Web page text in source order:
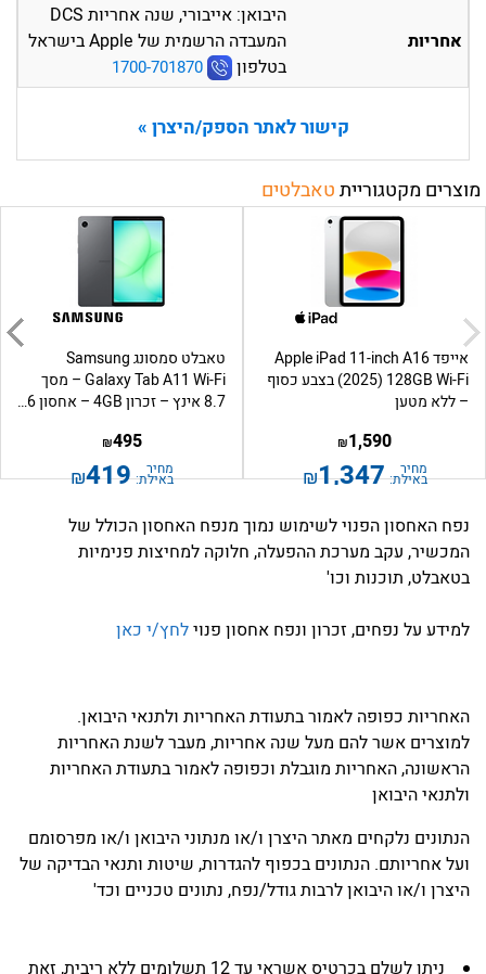
אחריות
היבואן: אייבורי, שנה אחריות DCS
המעבדה הרשמית של Apple בישראל
בטלפון
1700-701870
קישור לאתר הספק/היצרן »
מוצרים מקטגורייתטאבלטים
אייפד Apple iPad 11-inch A16
(2025) 128GB Wi-Fi בצבע כסוף
– ללא מטען
1,590
₪
מחיר
באילת: 1,347
₪
טאבלט סמסונג Samsung
Galaxy Tab A11 Wi-Fi – מסך
8.7 אינץ – זכרון 4GB – אחסון 6...
495
₪
מחיר
באילת: 419
₪
נפח האחסון הפנוי לשימוש נמוך מנפח האחסון הכולל של
המכשיר, עקב מערכת ההפעלה, חלוקה למחיצות פנימיות
בטאבלט, תוכנות וכו'
למידע על נפחים, זכרון ונפח אחסון פנוילחץ/י כאן
האחריות כפופה לאמור בתעודת האחריות ולתנאי היבואן.
למוצרים אשר להם מעל שנה אחריות, מעבר לשנת האחריות
הראשונה, האחריות מוגבלת וכפופה לאמור בתעודת האחריות
ולתנאי היבואן
הנתונים נלקחים מאתר היצרן ו/או מנתוני היבואן ו/או מפרסומם
ועל אחריותם. הנתונים בכפוף להגדרות, שיטות ותנאי הבדיקה של
היצרן ו/או היבואן לרבות גודל/נפח, נתונים טכניים וכד'
ניתן לשלם בכרטיס אשראי עד 12 תשלומים ללא ריבית, זאת